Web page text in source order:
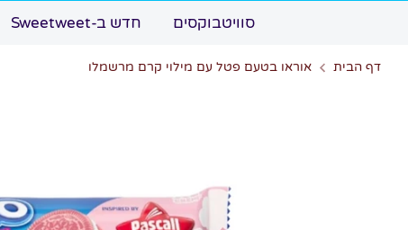
סוויטבוקסים חדש ב-Sweetweet
דף הבית אוראו בטעם פטל עם מילוי קרם מרשמלו